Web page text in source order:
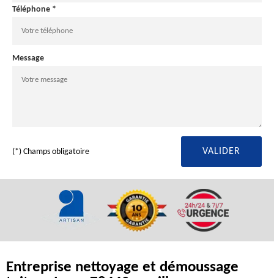
Téléphone *
Message
(*) Champs obligatoire
Entreprise nettoyage et démoussage